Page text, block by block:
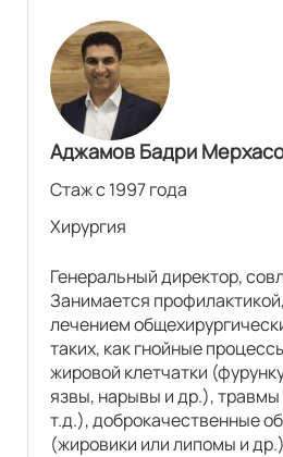
Аджамов Бадри
Стаж с 1997 года
Хирургия
Генеральный директор,
Занимается
лечением
таких, как гнойные
жировой клетчатки
язвы, нарывы и др.),
т.д.), доброкачественные
(жировики или липомы и др.)